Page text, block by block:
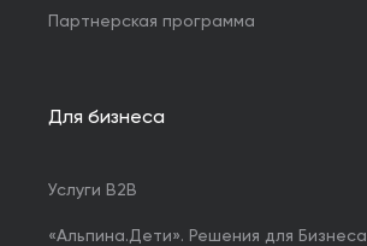
Партнерская программа
Для бизнеса
Услуги B2B
«Альпина.Дети». Решения для Бизнеса